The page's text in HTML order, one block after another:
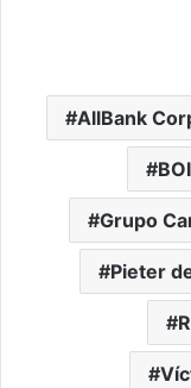
AllBank
Grupo
Pieter